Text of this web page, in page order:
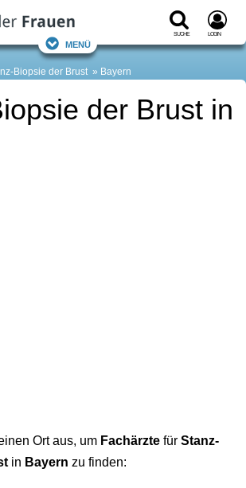
Suche Login
Menü
Biopsie der Brust Bayern
der Brust in
Ort aus, um Fachärzte für Stanz-
in Bayern zu finden: